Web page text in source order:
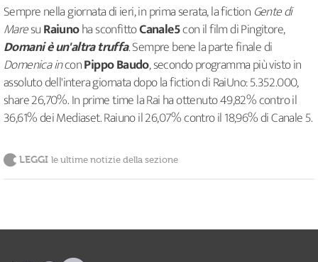
Sempre nella giornata di ieri, in prima serata, la fiction Gente di
MaresuRaiunoha sconfittoCanale5con il film di Pingitore,
Domani è un'altra truffa. Sempre bene la parte finale di
Domenica inconPippo Baudo, secondo programma più visto in
assoluto dell'intera giornata dopo la fiction di RaiUno: 5.352.000,
share 26,70%. In prime time la Rai ha ottenuto 49,82% contro il
36,61% dei Mediaset. Raiuno il 26,07% contro il 18,96% di Canale 5.
LEGGI le ultime notizie della sezione